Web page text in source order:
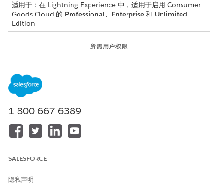
适用于：在 Lightning Experience 中，适用于启用 Consumer
Goods Cloud 的 Professional、 Enterprise 和 Unlimited
Edition
所需用户权限
在一周内创建多次走访。
并且在走访模板中选择检查重叠，系统会将新走访的状态选择为“未
重叠走访。
1-800-667-6389
SALESFORCE
隐私声明